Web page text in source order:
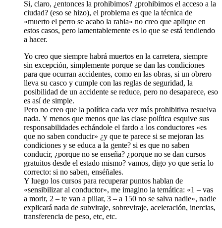
Si, claro, ¿entonces la prohibimos? ¿prohibimos el acceso a la
ciudad? (eso se hizo), el problema es que la técnica de
«muerto el perro se acabo la rabia» no creo que aplique en
estos casos, pero lamentablemente es lo que se está tendiendo
a hacer.
Yo creo que siempre habrá muertos en la carretera, siempre
sin excepción, simplemente porque se dan las condiciones
para que ocurran accidentes, como en las obras, si un obrero
lleva su casco y cumple con las reglas de seguridad, la
posibilidad de un accidente se reduce, pero no desaparece, eso
es así de simple.
Pero no creo que la política cada vez más prohibitiva resuelva
nada. Y menos que menos que las clase política esquive sus
responsabilidades echándole el fardo a los conductores «es
que no saben conducir» ¿y que te parece si se mejoran las
condiciones y se educa a la gente? si es que no saben
conducir, ¿porque no se enseña? ¿porque no se dan cursos
gratuitos desde el estado mismo? vamos, digo yo que sería lo
correcto: si no saben, enséñales.
Y luego los cursos para recuperar puntos hablan de
«sensibilizar al conductor», me imagino la temática: «1 – vas
a morir, 2 – te van a pillar, 3 – a 150 no se salva nadie», nadie
explicará nada de subviraje, sobreviraje, aceleración, inercias,
transferencia de peso, etc, etc.